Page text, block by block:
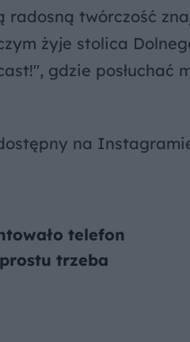
radosną twórczość
żyje stolica
gdzie posłuchać
na
telefon
trzeba